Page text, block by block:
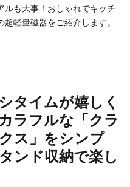
ルも大事！おしゃれでキッチ
軽量磁器をご紹介します。
タイムが嬉しく
ラフルな「クラ
ス」をシンプ
ンド収納で楽し